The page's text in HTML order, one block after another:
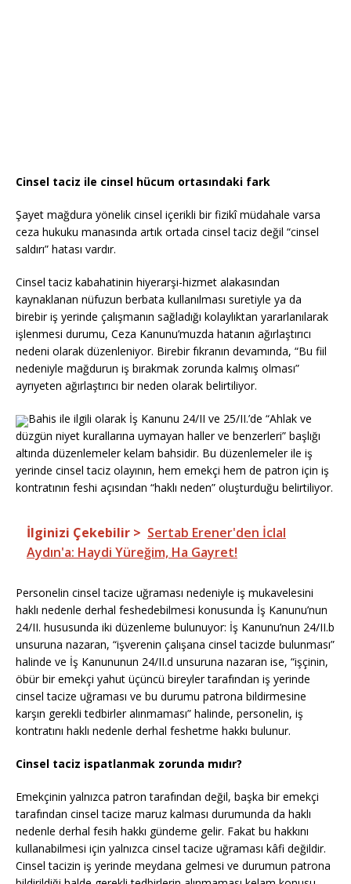
Cinsel taciz ile cinsel hücum ortasındaki fark
Şayet mağdura yönelik cinsel içerikli bir fizikî müdahale varsa
ceza hukuku manasında artık ortada cinsel taciz değil “cinsel
saldırı” hatası vardır.
Cinsel taciz kabahatinin hiyerarşi-hizmet alakasından
kaynaklanan nüfuzun berbata kullanılması suretiyle ya da
birebir iş yerinde çalışmanın sağladığı kolaylıktan yararlanılarak
işlenmesi durumu, Ceza Kanunu’muzda hatanın ağırlaştırıcı
nedeni olarak düzenleniyor. Birebir fıkranın devamında, “Bu fiil
nedeniyle mağdurun iş bırakmak zorunda kalmış olması”
ayrıyeten ağırlaştırıcı bir neden olarak belirtiliyor.
Bahis ile ilgili olarak İş Kanunu 24/II ve 25/II.’de “Ahlak ve
düzgün niyet kurallarına uymayan haller ve benzerleri” başlığı
altında düzenlemeler kelam bahsidir. Bu düzenlemeler ile iş
yerinde cinsel taciz olayının, hem emekçi hem de patron için iş
kontratının feshi açısından “haklı neden” oluşturduğu belirtiliyor.
İlginizi Çekebilir > Sertab Erener'den İclal
Aydın'a: Haydi Yüreğim, Ha Gayret!
Personelin cinsel tacize uğraması nedeniyle iş mukavelesini
haklı nedenle derhal feshedebilmesi konusunda İş Kanunu’nun
24/II. hususunda iki düzenleme bulunuyor: İş Kanunu’nun 24/II.b
unsuruna nazaran, “işverenin çalışana cinsel tacizde bulunması”
halinde ve İş Kanununun 24/II.d unsuruna nazaran ise, “işçinin,
öbür bir emekçi yahut üçüncü bireyler tarafından iş yerinde
cinsel tacize uğraması ve bu durumu patrona bildirmesine
karşın gerekli tedbirler alınmaması” halinde, personelin, iş
kontratını haklı nedenle derhal feshetme hakkı bulunur.
Cinsel taciz ispatlanmak zorunda mıdır?
Emekçinin yalnızca patron tarafından değil, başka bir emekçi
tarafından cinsel tacize maruz kalması durumunda da haklı
nedenle derhal fesih hakkı gündeme gelir. Fakat bu hakkını
kullanabilmesi için yalnızca cinsel tacize uğraması kâfi değildir.
Cinsel tacizin iş yerinde meydana gelmesi ve durumun patrona